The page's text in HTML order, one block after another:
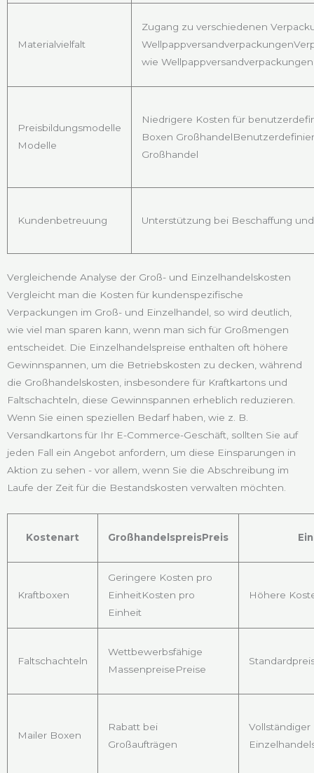
Materialvielfalt
Zugang zu verschiedenen
wie Wellpappversandverpackungen
Preisbildungsmodelle
Modelle
Niedrigere Kosten für
Boxen
Großhandel
Kundenbetreuung Unterstützung bei Beschaffung
Vergleichende Analyse der Groß- und Einzelhandelskosten
Vergleicht man die Kosten für kundenspezifische
Verpackungen im Groß- und Einzelhandel, so wird deutlich,
wie viel man sparen kann, wenn man sich für Großmengen
entscheidet. Die Einzelhandelspreise enthalten oft höhere
Gewinnspannen, um die Betriebskosten zu decken, während
die Großhandelskosten, insbesondere für Kraftkartons und
Faltschachteln, diese Gewinnspannen erheblich reduzieren.
Wenn Sie einen speziellen Bedarf haben, wie z. B.
Versandkartons für Ihr E-Commerce-Geschäft, sollten Sie auf
jeden Fall ein Angebot anfordern, um diese Einsparungen in
Aktion zu sehen - vor allem, wenn Sie die Abschreibung im
Laufe der Zeit für die Bestandskosten verwalten möchten.
Kostenart GroßhandelspreisPreis
Kraftboxen
Geringere Kosten pro
EinheitKosten pro
Einheit
Höhere
Faltschachteln
Wettbewerbsfähige
MassenpreisePreise
Mailer Boxen
Rabatt bei
Großaufträgen
Vollständiger